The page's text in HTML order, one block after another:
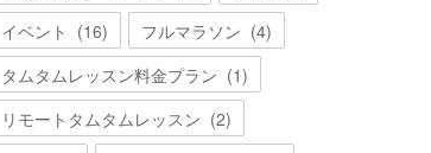
イベント (16) フルマラソン (4)
タムタムレッスン料金プラン (1)
リモートタムタムレッスン (2)